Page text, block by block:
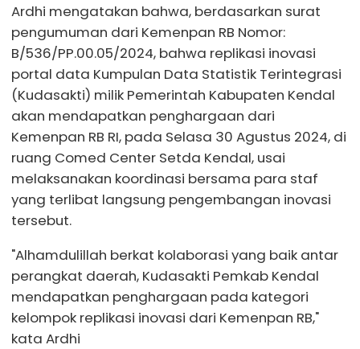
Ardhi mengatakan bahwa, berdasarkan surat
pengumuman dari Kemenpan RB Nomor:
B/536/PP.00.05/2024, bahwa replikasi inovasi
portal data Kumpulan Data Statistik Terintegrasi
(Kudasakti) milik Pemerintah Kabupaten Kendal
akan mendapatkan penghargaan dari
Kemenpan RB RI, pada Selasa 30 Agustus 2024, di
ruang Comed Center Setda Kendal, usai
melaksanakan koordinasi bersama para staf
yang terlibat langsung pengembangan inovasi
tersebut.
"Alhamdulillah berkat kolaborasi yang baik antar
perangkat daerah, Kudasakti Pemkab Kendal
mendapatkan penghargaan pada kategori
kelompok replikasi inovasi dari Kemenpan RB,"
kata Ardhi